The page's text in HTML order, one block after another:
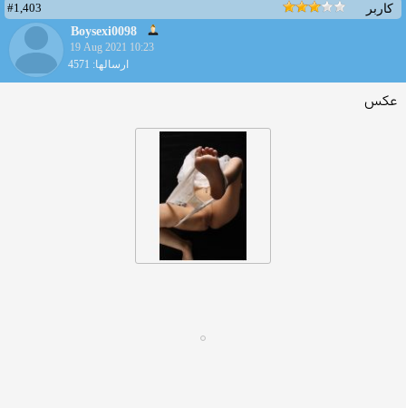
کاربر
#1,403
Boysexi0098
19 Aug 2021 10:23
ارسالها: 4571
عکس